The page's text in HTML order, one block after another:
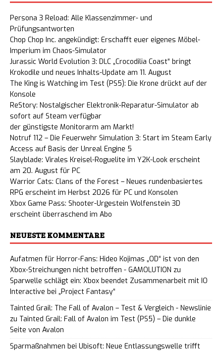
Persona 3 Reload: Alle Klassenzimmer- und
Prüfungsantworten
Chop Chop Inc. angekündigt: Erschafft euer eigenes Möbel-
Imperium im Chaos-Simulator
Jurassic World Evolution 3: DLC „Crocodilia Coast“ bringt
Krokodile und neues Inhalts-Update am 11. August
The King is Watching im Test (PS5): Die Krone drückt auf der
Konsole
ReStory: Nostalgischer Elektronik-Reparatur-Simulator ab
sofort auf Steam verfügbar
der günstigste Monitorarm am Markt!
Notruf 112 – Die Feuerwehr Simulation 3: Start im Steam Early
Access auf Basis der Unreal Engine 5
Slayblade: Virales Kreisel-Roguelite im Y2K-Look erscheint
am 20. August für PC
Warrior Cats: Clans of the Forest – Neues rundenbasiertes
RPG erscheint im Herbst 2026 für PC und Konsolen
Xbox Game Pass: Shooter-Urgestein Wolfenstein 3D
erscheint überraschend im Abo
NEUESTE KOMMENTARE
Aufatmen für Horror-Fans: Hideo Kojimas „OD“ ist von den
Xbox-Streichungen nicht betroffen - GAMOLUTION zu
Sparwelle schlägt ein: Xbox beendet Zusammenarbeit mit IO
Interactive bei „Project Fantasy“
Tainted Grail: The Fall of Avalon – Test & Vergleich - Newslinie
zu Tainted Grail: Fall of Avalon im Test (PS5) – Die dunkle
Seite von Avalon
Sparmaßnahmen bei Ubisoft: Neue Entlassungswelle trifft